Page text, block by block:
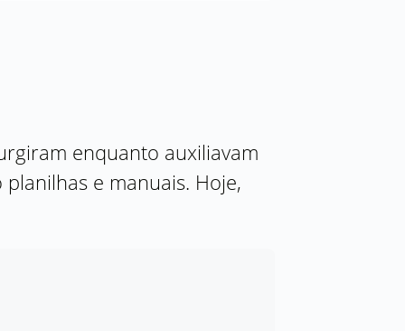
enquanto auxiliavam
e manuais. Hoje,